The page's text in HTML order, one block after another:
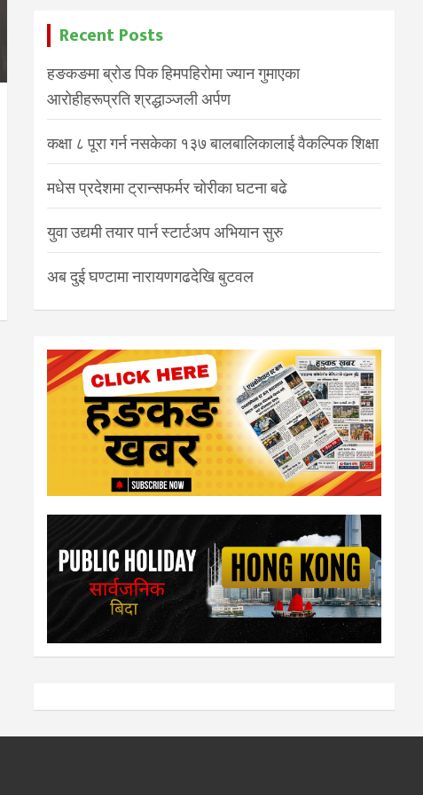
Recent Posts
हङकङमा ब्रोड पिक हिमपहिरोमा ज्यान गुमाएका
आरोहीहरूप्रति श्रद्धाञ्जली अर्पण
कक्षा ८ पूरा गर्न नसकेका १३७ बालबालिकालाई वैकल्पिक शिक्षा
मधेस प्रदेशमा ट्रान्सफर्मर चोरीका घटना बढे
युवा उद्यमी तयार पार्न स्टार्टअप अभियान सुरु
अब दुई घण्टामा नारायणगढदेखि बुटवल